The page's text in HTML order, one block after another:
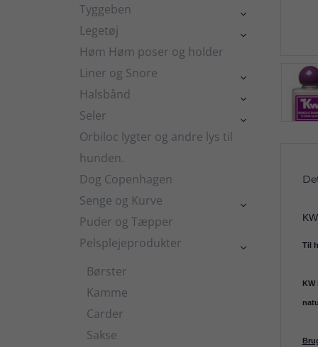
Tyggeben 
Legetøj 
Høm Høm poser og holder
Liner og Snore

Halsbånd 
Seler 
Orbiloc lygter og andre lys til
hunden.
Dog Copenhagen
Senge og Kurve

Puder og Tæpper
Pelsplejeprodukter

Børster
Kamme
Carder
Sakse
Til
KW